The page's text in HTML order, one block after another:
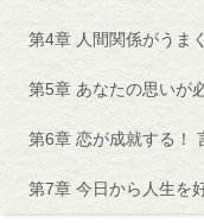
第4章 人間関係がうま
第5章 あなたの思いが
第6章 恋が成就する！
第7章 今日から人生を